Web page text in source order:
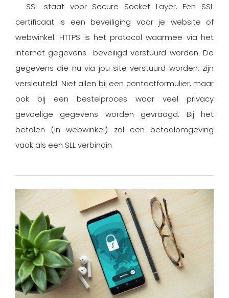
SSL staat voor Secure Socket Layer. Een SSL
certificaat is een beveiliging voor je website of
webwinkel. HTTPS is het protocol waarmee via het
internet gegevens beveiligd verstuurd worden. De
gegevens die nu via jou site verstuurd worden, zijn
versleuteld. Niet allen bij een contactformulier, maar
ook bij een bestelproces waar veel privacy
gevoelige gegevens worden gevraagd. Bij het
betalen (in webwinkel) zal een betaalomgeving
vaak als een SLL verbindin